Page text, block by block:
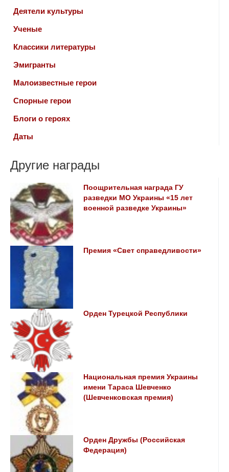
Деятели культуры
Ученые
Классики литературы
Эмигранты
Малоизвестные герои
Спорные герои
Блоги о героях
Даты
Другие награды
Поощрительная награда ГУ
разведки МО Украины «15 лет
военной разведке Украины»
Премия «Свет справедливости»
Орден Турецкой Республики
Национальная премия Украины
имени Тараса Шевченко
(Шевченковская премия)
Орден Дружбы (Российская
Федерация)